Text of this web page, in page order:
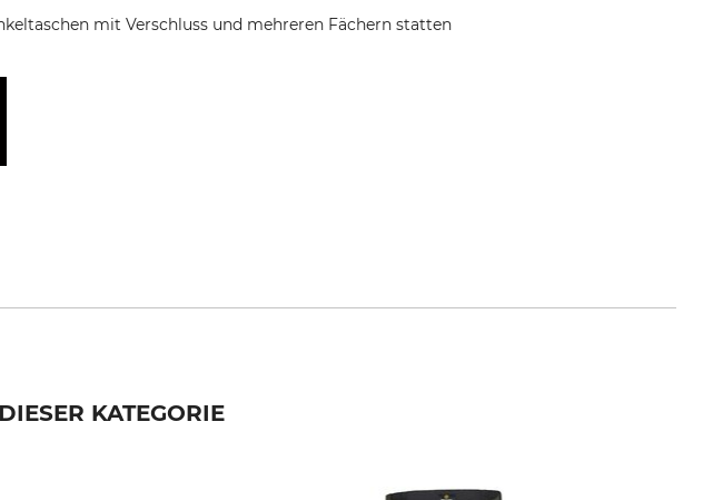
mit Verschluss und mehreren Fächern statten
KATEGORIE